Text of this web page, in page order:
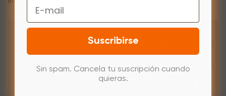
Email
Suscribirse
Sin spam. Cancela tu suscripción cuando
quieras.